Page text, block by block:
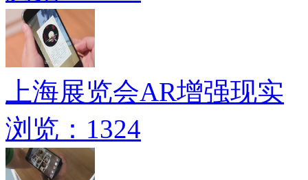
上海展览会AR增强现实
浏览：1324